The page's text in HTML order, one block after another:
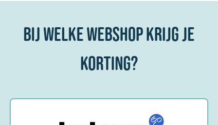
Bij welke webshop krijg je
korting?